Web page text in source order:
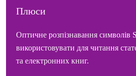
Плюси
Оптичне розпізнавання символів
використовувати для читання
та електронних книг.